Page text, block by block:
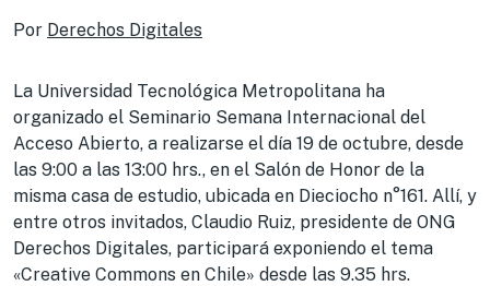
Por Derechos Digitales
La Universidad Tecnológica Metropolitana ha
organizado el Seminario Semana Internacional del
Acceso Abierto, a realizarse el día 19 de octubre, desde
las 9:00 a las 13:00 hrs., en el Salón de Honor de la
misma casa de estudio, ubicada en Dieciocho n°161. Allí, y
entre otros invitados, Claudio Ruiz, presidente de ONG
Derechos Digitales, participará exponiendo el tema
«Creative Commons en Chile» desde las 9.35 hrs.